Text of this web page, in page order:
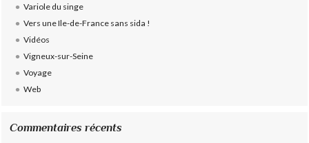
Variole du singe
Vers une Ile-de-France sans sida !
Vidéos
Vigneux-sur-Seine
Voyage
Web
Commentaires récents